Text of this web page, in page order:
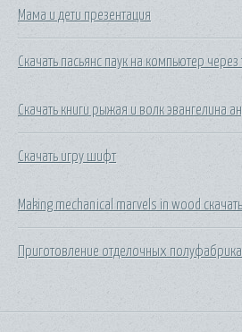
Мама и дети презентация
Скачать пасьянс паук на компьютер через
Скачать книги рыжая и волк эвангелина
Скачать игру шифт
Making mechanical marvels in wood
Приготовление отделочных